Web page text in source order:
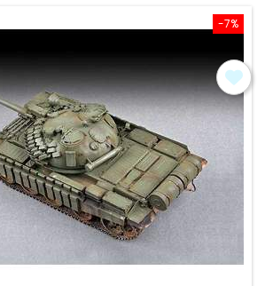
-7%